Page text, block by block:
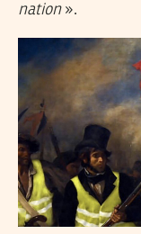
nation».